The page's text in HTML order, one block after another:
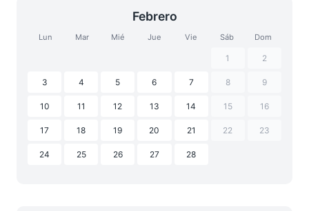
Febrero
Lun Mar Mié Jue Vie Sáb Dom
1 2
3 4 5 6 7 8 9
10 11 12 13 14 15 16
17 18 19 20 21 22 23
24 25 26 27 28